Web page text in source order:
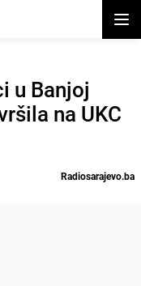
u Banjoj
na UKC
Radiosarajevo.ba